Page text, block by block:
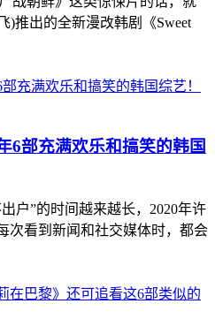
)推出的全新漫改韩剧《Sweet
6部充满欢乐和搞笑的韩国
户”的时间越来越长，2020年许
次看到新闻和社交媒体时，都会